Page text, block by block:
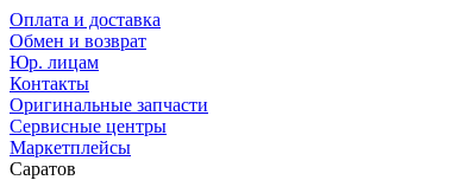
Оплата и доставка
Обмен и возврат
Юр. лицам
Контакты
Оригинальные запчасти
Сервисные центры
Маркетплейсы
Саратов